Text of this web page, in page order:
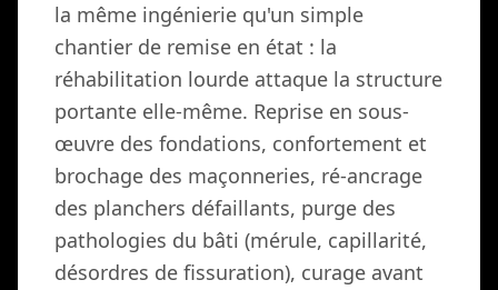
la même ingénierie qu'un simple
chantier de remise en état : la
réhabilitation lourde attaque la structure
portante elle-même. Reprise en sous-
œuvre des fondations, confortement et
brochage des maçonneries, ré-ancrage
des planchers défaillants, purge des
pathologies du bâti (mérule, capillarité,
désordres de fissuration), curage avant